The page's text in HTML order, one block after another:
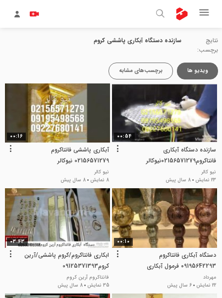
نتایج
برچسب:
سازنده دستگاه آبکاری پاششی کروم
ویدیو ها برچسب‌های مشابه
00:54
سازنده دستگاه آبکاری
فانتاکروم02156571279نیوکالر
نیو کالر
23 نمایش
8 سال پیش
00:16
آبکاری پاششی فانتاکروم
02156571279 نیوکالر
نیو کالر
8 نمایش
8 سال پیش
00:10
دستگاه آبکاری فانتاکروم
09195642293 فرمول آبکاری
فانتاکروم
مهرداد
22 نمایش
6 سال پیش
03:43
ابکاری فانتاکروم/کروم پاششی/آرین
کروم09125371393
فانتاکروم آرین کروم
35 نمایش
8 سال پیش